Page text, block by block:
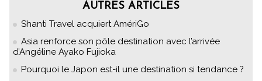
AUTRES ARTICLES
Shanti Travel acquiert AmériGo
Asia renforce son pôle destination avec l’arrivée
d’Angéline Ayako Fujioka
Pourquoi le Japon est-il une destination si tendance ?